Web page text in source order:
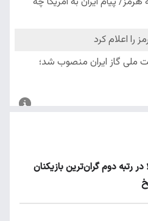
رتبه دوم گران‌ترین بازیکنان